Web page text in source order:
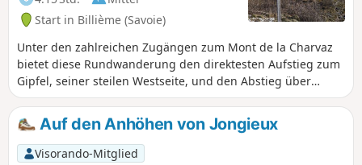
Start in Billième (Savoie)
Unter den zahlreichen Zugängen zum Mont de la Charvaz
bietet diese Rundwanderung den direktesten Aufstieg zum
Gipfel, seiner steilen Westseite, und den Abstieg über
gemäßigtere Waldwege. Vom Gipfel aus hat man einen
weiten Blick auf das Avant Pays Savoyard und die
umliegenden Berge.
Auf den Anhöhen von Jongieux
Visorando-Mitglied